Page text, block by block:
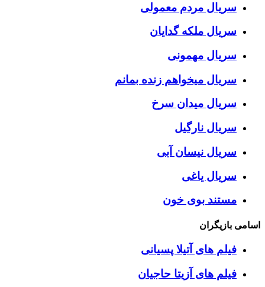
سریال مردم معمولی
سریال ملکه گدایان
سریال مهمونی
سریال میخواهم زنده بمانم
سریال میدان سرخ
سریال نارگیل
سریال نیسان آبی
سریال یاغی
مستند بوی خون
اسامی بازیگران
فیلم های آتیلا پسیانی
فیلم های آزیتا حاجیان